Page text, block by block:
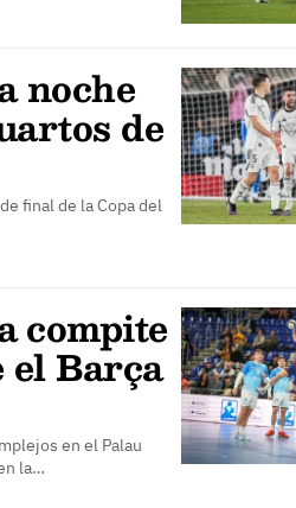
noche
de
final de la Copa del
compite
el Barça
en el Palau
la…